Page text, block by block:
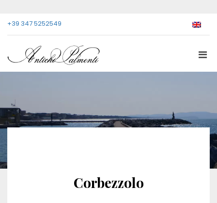
+39 347 5252549
Corbezzolo